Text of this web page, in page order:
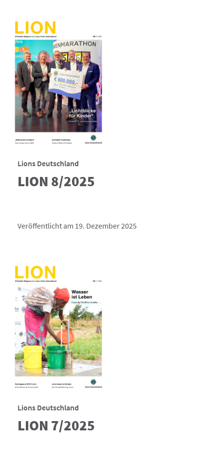
Lions Deutschland
LION 8/2025
Veröffentlicht am 19. Dezember 2025
Lions Deutschland
LION 7/2025